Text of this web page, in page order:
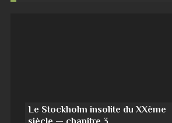
Le Stockholm insolite du XXème